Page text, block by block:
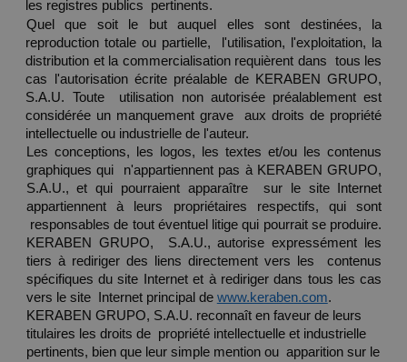
les registres publics  pertinents.
Quel que soit le but auquel elles sont destinées, la
reproduction totale ou partielle,  l'utilisation, l'exploitation, la
distribution et la commercialisation requièrent dans  tous les
cas l'autorisation écrite préalable de KERABEN GRUPO,
S.A.U. Toute  utilisation non autorisée préalablement est
considérée un manquement grave  aux droits de propriété
intellectuelle ou industrielle de l'auteur.
Les conceptions, les logos, les textes et/ou les contenus
graphiques qui  n'appartiennent pas à KERABEN GRUPO,
S.A.U., et qui pourraient apparaître  sur le site Internet
appartiennent à leurs propriétaires respectifs, qui sont
responsables de tout éventuel litige qui pourrait se produire.
KERABEN GRUPO,  S.A.U., autorise expressément les
tiers à rediriger des liens directement vers les  contenus
spécifiques du site Internet et à rediriger dans tous les cas
vers le site  Internet principal de www.keraben.com.
KERABEN GRUPO, S.A.U. reconnaît en faveur de leurs
titulaires les droits de  propriété intellectuelle et industrielle
pertinents, bien que leur simple mention ou  apparition sur le